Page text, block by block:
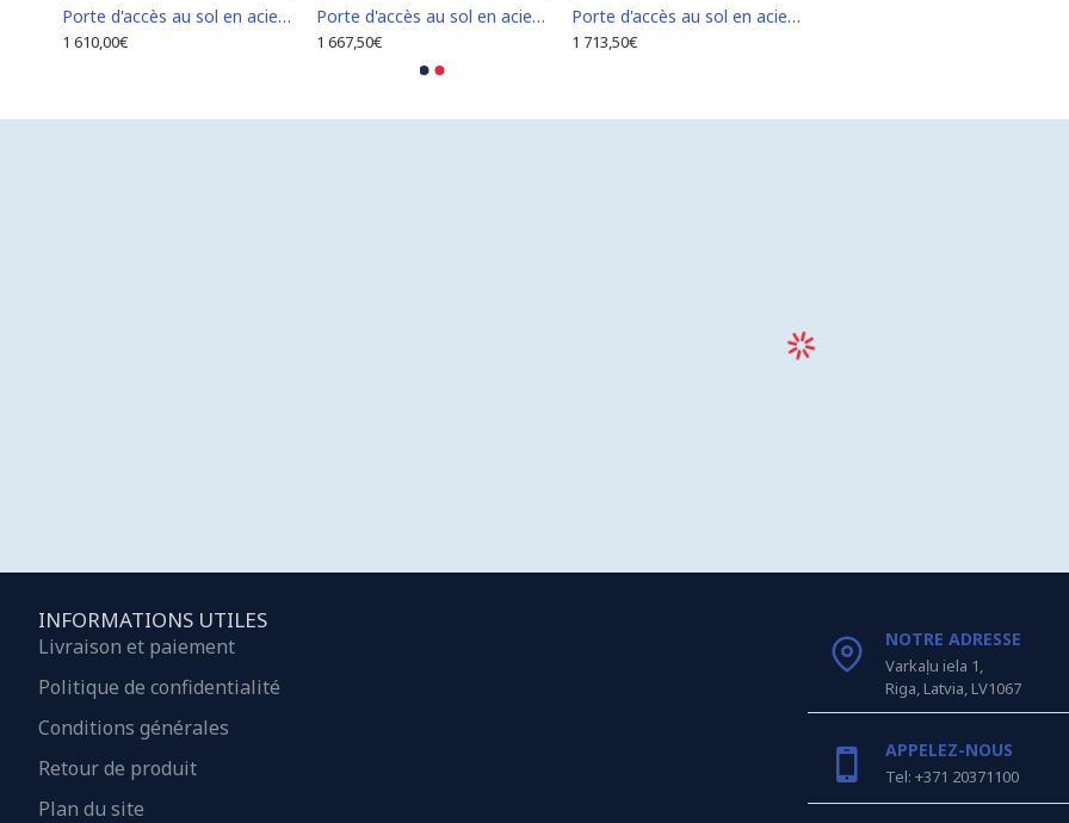
Porte d'accès au sol en acier inoxydable 60 cm x 100 cm pour intérieur et extérieur
1 610,00€
Porte d'accès au sol en acier inoxydable 60 cm x 110 cm pour intérieur et extérieur
1 667,50€
Porte d'accès au sol en acier inoxydable 60 cm x 120 cm pour intérieur et extérieur
1 713,50€
INFORMATIONS UTILES
Livraison et paiement
Politique de confidentialité
Conditions générales
Retour de produit
Plan du site
NOTRE ADRESSE
Varkaļu iela 1,
Riga, Latvia, LV1067
APPELEZ-NOUS
Tel: +371 20371100